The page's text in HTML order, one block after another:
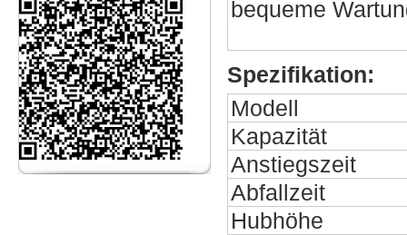
bequeme
Spezifikation:
Modell
Kapazität
Anstiegszeit
Abfallzeit
Hubhöhe